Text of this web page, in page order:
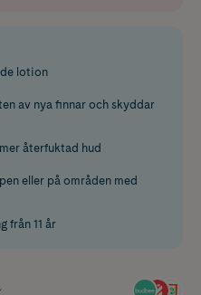
lotion
av nya finnar och skyddar
återfuktad hud
eller på områden med
från 11 år